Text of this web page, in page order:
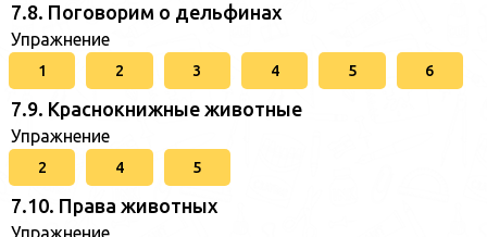
7.8. Поговорим о дельфинах
Упражнение
1 2 3 4 5 6
7.9. Краснокнижные животные
Упражнение
2 4 5
7.10. Права животных
Упражнение